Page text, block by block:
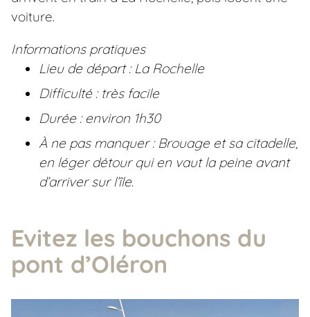
voiture.
Informations pratiques
Lieu de départ : La Rochelle
Difficulté : très facile
Durée : environ 1h30
À ne pas manquer : Brouage et sa citadelle,
en léger détour qui en vaut la peine avant
d’arriver sur l’île.
Evitez les bouchons du
pont d’Oléron